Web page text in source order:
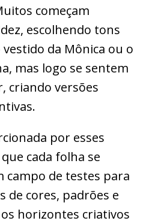
começam
escolhendo tons
da Mônica ou o
mas logo se sentem
criando versões
por esses
cada folha se
de testes para
de cores, padrões e
horizontes criativos